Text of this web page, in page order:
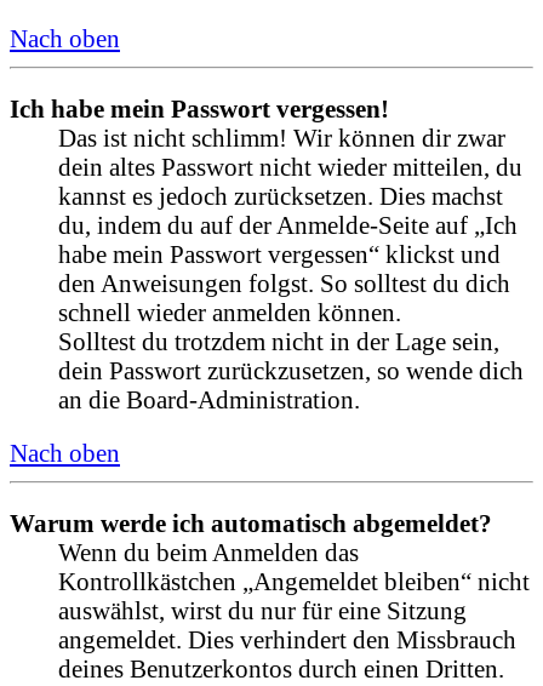
Nach oben
Ich habe mein Passwort vergessen!
Das ist nicht schlimm! Wir können dir zwar
dein altes Passwort nicht wieder mitteilen, du
kannst es jedoch zurücksetzen. Dies machst
du, indem du auf der Anmelde-Seite auf „Ich
habe mein Passwort vergessen“ klickst und
den Anweisungen folgst. So solltest du dich
schnell wieder anmelden können.
Solltest du trotzdem nicht in der Lage sein,
dein Passwort zurückzusetzen, so wende dich
an die Board-Administration.
Nach oben
Warum werde ich automatisch abgemeldet?
Wenn du beim Anmelden das
Kontrollkästchen „Angemeldet bleiben“ nicht
auswählst, wirst du nur für eine Sitzung
angemeldet. Dies verhindert den Missbrauch
deines Benutzerkontos durch einen Dritten.